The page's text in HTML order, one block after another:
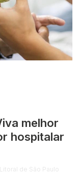
melhor
hospitalar